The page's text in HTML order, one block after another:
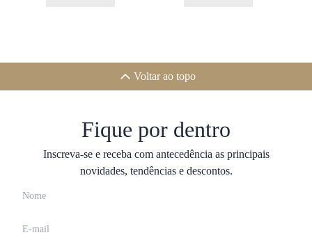
Voltar ao topo
Fique por dentro
Inscreva-se e receba com antecedência as principais
novidades, tendências e descontos.